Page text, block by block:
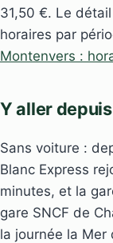
31,50 €. Le
horaires par
Montenvers :
Y aller
Sans voiture :
Blanc Express
minutes, et la
gare SNCF de
la journée la Mer